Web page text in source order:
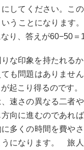
してください。こ
うことになります
り、答えが60−50＝
りな印象を持たれる
ても問題はありませ
起こり得るのです。
速さの異なる二者
方向に進むのであれ
に多くの時間を費や
になります。 旅人